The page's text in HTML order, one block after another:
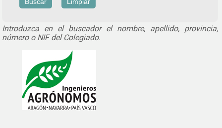
Introduzca en el buscador el nombre, apellido, provincia,
número o NIF del Colegiado.